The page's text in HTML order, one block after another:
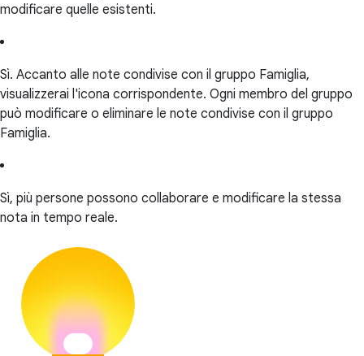
modificare quelle esistenti.
Sì. Accanto alle note condivise con il gruppo Famiglia,
visualizzerai l'icona corrispondente. Ogni membro del gruppo
può modificare o eliminare le note condivise con il gruppo
Famiglia.
Sì, più persone possono collaborare e modificare la stessa
nota in tempo reale.